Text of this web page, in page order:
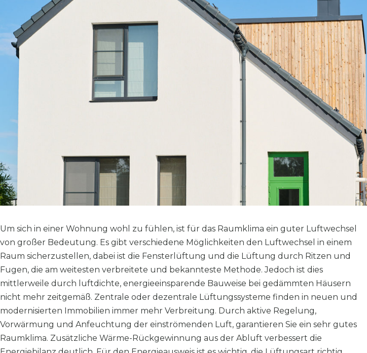
Um sich in einer Wohnung wohl zu fühlen, ist für das Raumklima ein guter Luftwechsel
von großer Bedeutung. Es gibt verschiedene Möglichkeiten den Luftwechsel in einem
Raum sicherzustellen, dabei ist die Fensterlüftung und die Lüftung durch Ritzen und
Fugen, die am weitesten verbreitete und bekannteste Methode. Jedoch ist dies
mittlerweile durch luftdichte, energieeinsparende Bauweise bei gedämmten Häusern
nicht mehr zeitgemäß. Zentrale oder dezentrale Lüftungssysteme finden in neuen und
modernisierten Immobilien immer mehr Verbreitung. Durch aktive Regelung,
Vorwärmung und Anfeuchtung der einströmenden Luft, garantieren Sie ein sehr gutes
Raumklima. Zusätzliche Wärme-Rückgewinnung aus der Abluft verbessert die